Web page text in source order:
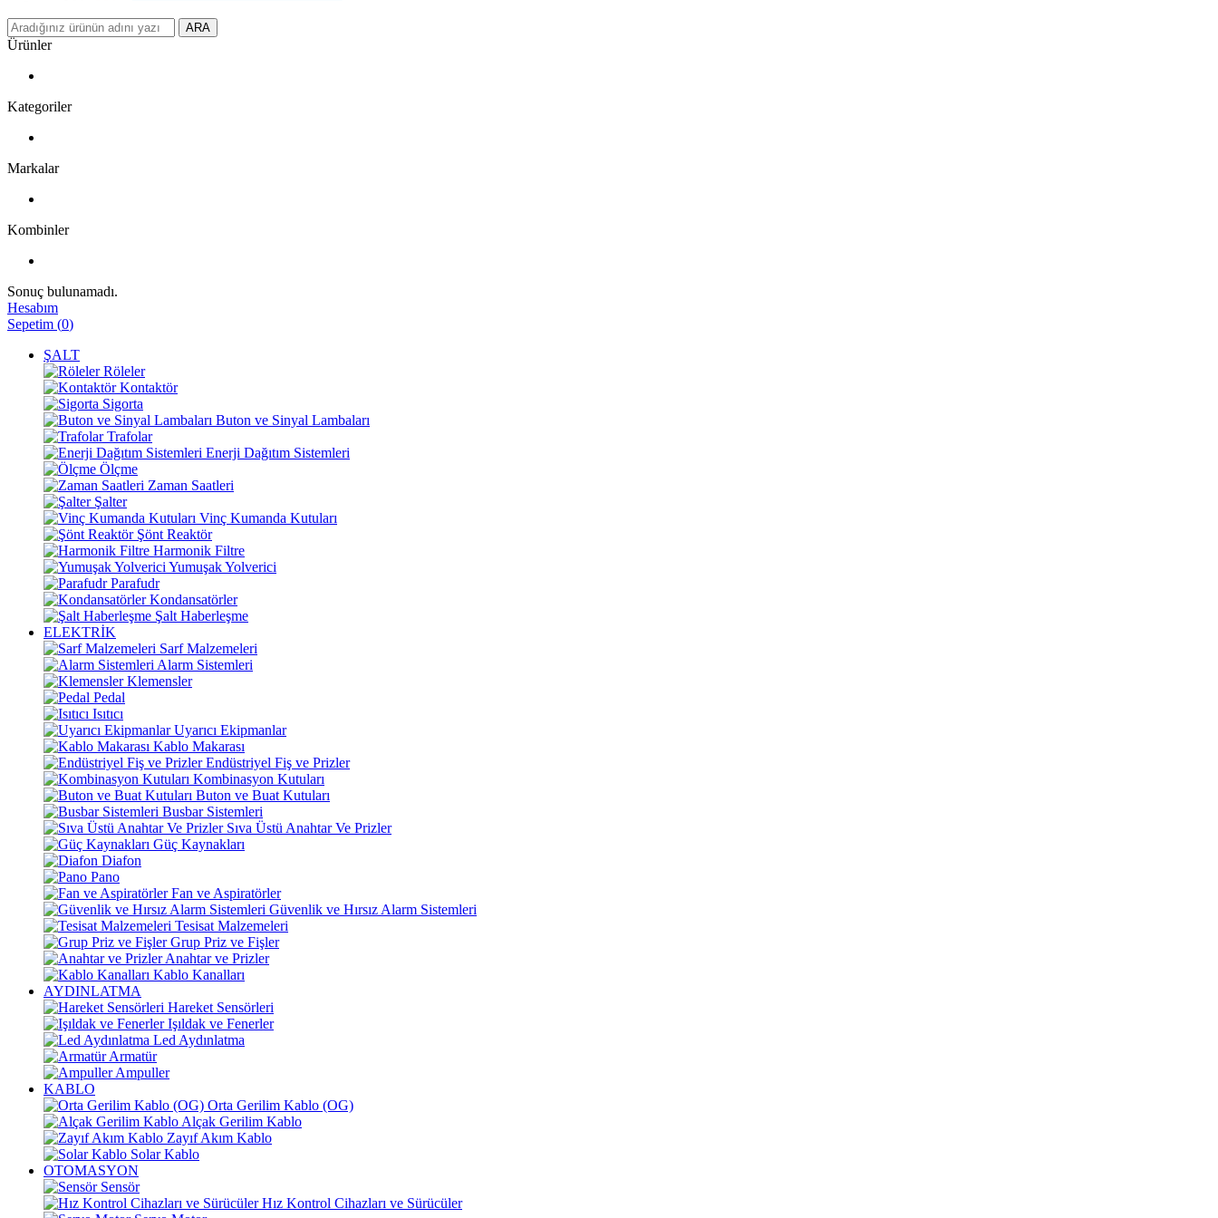
ARA
Ürünler
Kategoriler
Markalar
Kombinler
Sonuç bulunamadı.
Hesabım
Sepetim (0)
ŞALT
Röleler
Kontaktör
Sigorta
Buton ve Sinyal Lambaları
Trafolar
Enerji Dağıtım Sistemleri
Ölçme
Zaman Saatleri
Şalter
Vinç Kumanda Kutuları
Şönt Reaktör
Harmonik Filtre
Yumuşak Yolverici
Parafudr
Kondansatörler
Şalt Haberleşme
ELEKTRİK
Sarf Malzemeleri
Alarm Sistemleri
Klemensler
Pedal
Isıtıcı
Uyarıcı Ekipmanlar
Kablo Makarası
Endüstriyel Fiş ve Prizler
Kombinasyon Kutuları
Buton ve Buat Kutuları
Busbar Sistemleri
Sıva Üstü Anahtar Ve Prizler
Güç Kaynakları
Diafon
Pano
Fan ve Aspiratörler
Güvenlik ve Hırsız Alarm Sistemleri
Tesisat Malzemeleri
Grup Priz ve Fişler
Anahtar ve Prizler
Kablo Kanalları
AYDINLATMA
Hareket Sensörleri
Işıldak ve Fenerler
Led Aydınlatma
Armatür
Ampuller
KABLO
Orta Gerilim Kablo (OG)
Alçak Gerilim Kablo
Zayıf Akım Kablo
Solar Kablo
OTOMASYON
Sensör
Hız Kontrol Cihazları ve Sürücüler